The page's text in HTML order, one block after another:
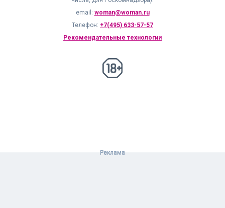
email: woman@woman.ru
Телефон: +7(495) 633-57-57
Рекомендательные технологии
18+